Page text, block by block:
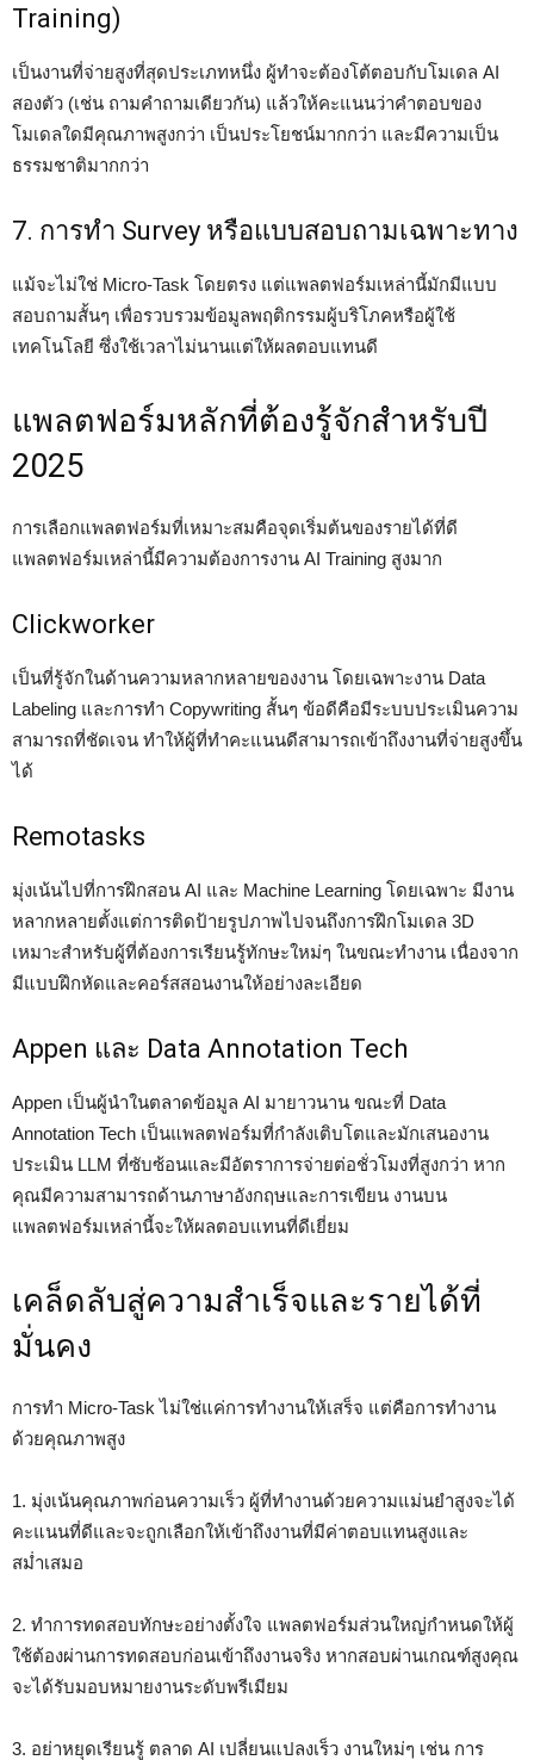
Training)
เป็นงานที่จ่ายสูงที่สุดประเภทหนึ่ง ผู้ทำจะต้องโต้ตอบกับโมเดล AI
สองตัว (เช่น ถามคำถามเดียวกัน) แล้วให้คะแนนว่าคำตอบของ
โมเดลใดมีคุณภาพสูงกว่า เป็นประโยชน์มากกว่า และมีความเป็น
ธรรมชาติมากกว่า
7. การทำ Survey หรือแบบสอบถามเฉพาะทาง
แม้จะไม่ใช่ Micro-Task โดยตรง แต่แพลตฟอร์มเหล่านี้มักมีแบบ
สอบถามสั้นๆ เพื่อรวบรวมข้อมูลพฤติกรรมผู้บริโภคหรือผู้ใช้
เทคโนโลยี ซึ่งใช้เวลาไม่นานแต่ให้ผลตอบแทนดี
แพลตฟอร์มหลักที่ต้องรู้จักสำหรับปี
2025
การเลือกแพลตฟอร์มที่เหมาะสมคือจุดเริ่มต้นของรายได้ที่ดี
แพลตฟอร์มเหล่านี้มีความต้องการงาน AI Training สูงมาก
Clickworker
เป็นที่รู้จักในด้านความหลากหลายของงาน โดยเฉพาะงาน Data
Labeling และการทำ Copywriting สั้นๆ ข้อดีคือมีระบบประเมินความ
สามารถที่ชัดเจน ทำให้ผู้ที่ทำคะแนนดีสามารถเข้าถึงงานที่จ่ายสูงขึ้น
ได้
Remotasks
มุ่งเน้นไปที่การฝึกสอน AI และ Machine Learning โดยเฉพาะ มีงาน
หลากหลายตั้งแต่การติดป้ายรูปภาพไปจนถึงการฝึกโมเดล 3D
เหมาะสำหรับผู้ที่ต้องการเรียนรู้ทักษะใหม่ๆ ในขณะทำงาน เนื่องจาก
มีแบบฝึกหัดและคอร์สสอนงานให้อย่างละเอียด
Appen และ Data Annotation Tech
Appen เป็นผู้นำในตลาดข้อมูล AI มายาวนาน ขณะที่ Data
Annotation Tech เป็นแพลตฟอร์มที่กำลังเติบโตและมักเสนองาน
ประเมิน LLM ที่ซับซ้อนและมีอัตราการจ่ายต่อชั่วโมงที่สูงกว่า หาก
คุณมีความสามารถด้านภาษาอังกฤษและการเขียน งานบน
แพลตฟอร์มเหล่านี้จะให้ผลตอบแทนที่ดีเยี่ยม
เคล็ดลับสู่ความสำเร็จและรายได้ที่
มั่นคง
การทำ Micro-Task ไม่ใช่แค่การทำงานให้เสร็จ แต่คือการทำงาน
ด้วยคุณภาพสูง
1. มุ่งเน้นคุณภาพก่อนความเร็ว ผู้ที่ทำงานด้วยความแม่นยำสูงจะได้
คะแนนที่ดีและจะถูกเลือกให้เข้าถึงงานที่มีค่าตอบแทนสูงและ
สม่ำเสมอ
2. ทำการทดสอบทักษะอย่างตั้งใจ แพลตฟอร์มส่วนใหญ่กำหนดให้ผู้
ใช้ต้องผ่านการทดสอบก่อนเข้าถึงงานจริง หากสอบผ่านเกณฑ์สูงคุณ
จะได้รับมอบหมายงานระดับพรีเมียม
3. อย่าหยุดเรียนรู้ ตลาด AI เปลี่ยนแปลงเร็ว งานใหม่ๆ เช่น การ